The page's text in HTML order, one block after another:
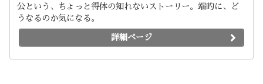
公という、ちょっと得体の知れないストーリー。端的に、ど
うなるのか気になる。
詳細ページ